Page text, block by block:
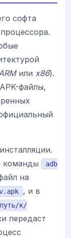
софта
или x86).
файлы,
команды
adb
на
, и в
к/
передаст